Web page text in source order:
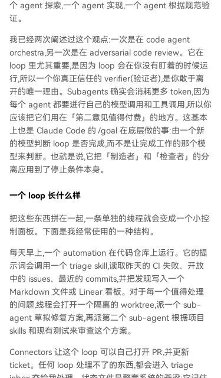
个 agent 探索,一个 agent 实现,一个 agent 根据规范验
证。
我已经两次阐述过这个观点:一次是在 code agent
orchestra,另一次是在 adversarial code review。它在
loop 里尤其重要,是因为 loop 会在你没有盯着的时候运
行,所以一个你真正信任的 verifier(验证者),是你敢于离
开的唯一理由。Subagents 确实会消耗更多 token,因为
每个 agent 都要进行自己的模型调用和工具调用,所以你
应该把它们用在「第二意见值得付费」的地方。这基本
上也是 Claude Code 的 /goal 在底层做的事:由一个新
的模型判断 loop 是否完成,而不是让完成工作的那个模
型来判断。也就是说,它把「制造者」和「检查者」的分
离应用到了停止条件本身。
一个 loop 长什么样
把这些东西拼在一起,一条单独的线程就会变成一个小控
制面板。下面是我经常使用的一种结构。
每天早上,一个 automation 在代码仓库上运行。它的提
示词会调用一个 triage skill,读取昨天的 CI 失败、开放
中的 issues、最近的 commits,并把发现写入一个
Markdown 文件或 Linear 看板。对于每一个值得处理
的问题,线程会打开一个隔离的 worktree,派一个 sub-
agent 草拟修复方案,再派第二个 sub-agent 根据项目
skills 和现有测试来审查这个方案。
Connectors 让这个 loop 可以自己打开 PR,并更新
ticket。任何 loop 处理不了的东西,都会进入 triage